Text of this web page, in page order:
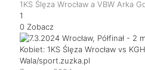
1KS Ślęza Wrocław a VBW Arka
1
0 Zobacz